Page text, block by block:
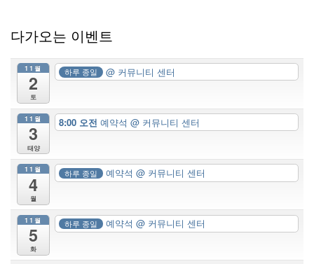
다가오는 이벤트
11월
2
토
하루 종일 @ 커뮤니티 센터
11월
3
태양
8:00 오전예약석@ 커뮤니티 센터
11월
4
월
하루 종일 예약석 @ 커뮤니티 센터
11월
5
화
하루 종일 예약석 @ 커뮤니티 센터